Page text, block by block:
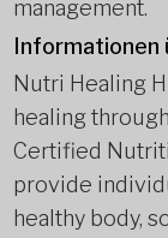
management.
Informationen
Nutri Healing
healing
Certified
provide
healthy body,